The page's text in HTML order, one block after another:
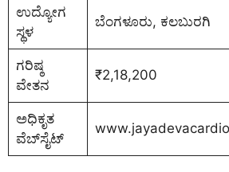
ಉದ್ಯೋಗ
ಸ್ಥಳ
ಬೆಂಗಳೂರು, ಕಲಬುರಗಿ
ಗರಿಷ್ಠ
ವೇತನ
₹2,18,200
ಅಧಿಕೃತ
ವೆಬ್‌ಸೈಟ್